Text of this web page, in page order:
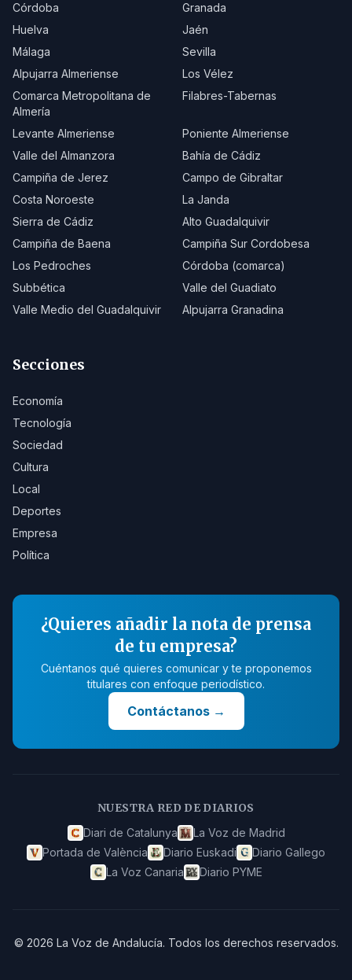
Córdoba
Granada
Huelva
Jaén
Málaga
Sevilla
Alpujarra Almeriense
Los Vélez
Comarca Metropolitana de
Almería
Filabres-Tabernas
Levante Almeriense
Poniente Almeriense
Valle del Almanzora
Bahía de Cádiz
Campiña de Jerez
Campo de Gibraltar
Costa Noroeste
La Janda
Sierra de Cádiz
Alto Guadalquivir
Campiña de Baena
Campiña Sur Cordobesa
Los Pedroches
Córdoba (comarca)
Subbética
Valle del Guadiato
Valle Medio del Guadalquivir
Alpujarra Granadina
Secciones
Economía
Tecnología
Sociedad
Cultura
Local
Deportes
Empresa
Política
¿Quieres añadir la nota de prensa
de tu empresa?
Cuéntanos qué quieres comunicar y te proponemos
titulares con enfoque periodístico.
Contáctanos→
NUESTRA RED DE DIARIOS
Diari de Catalunya
La Voz de Madrid
Portada de València
Diario Euskadi
Diario Gallego
La Voz Canaria
Diario PYME
© 2026 La Voz de Andalucía. Todos los derechos reservados.